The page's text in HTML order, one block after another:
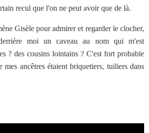
recul que l'on ne peut avoir que de là.
Gisèle pour admirer et regarder le clocher,
moi un caveau au nom qui m'est
? des cousins lointains ? C'est fort probable
mes ancêtres étaient briquetiers, tuiliers dans